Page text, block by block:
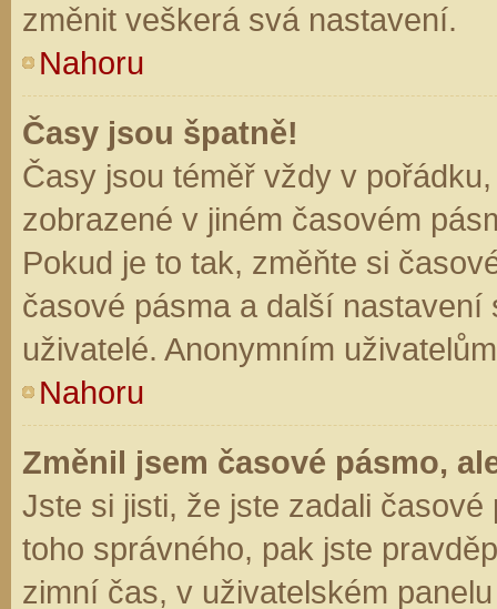
změnit veškerá svá nastavení.
Nahoru
Časy jsou špatně!
Časy jsou téměř vždy v
zobrazené v jiném časovém
Pokud je to tak, změňte si
časové pásma a další
uživatelé. Anonymním
Nahoru
Změnil jsem časové pásmo,
Jste si jisti, že jste zadali
toho správného, pak jste
zimní čas, v uživatelském